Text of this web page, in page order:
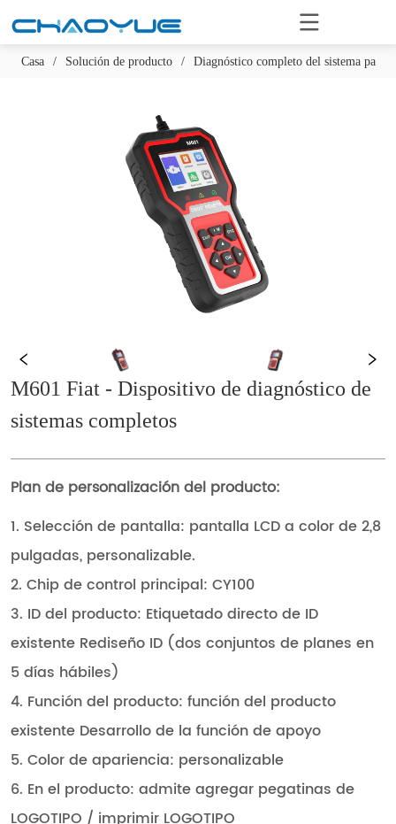
Casa / Solución de producto / Diagnóstico completo del sistema para
M601 Fiat - Dispositivo de diagnóstico de
sistemas completos